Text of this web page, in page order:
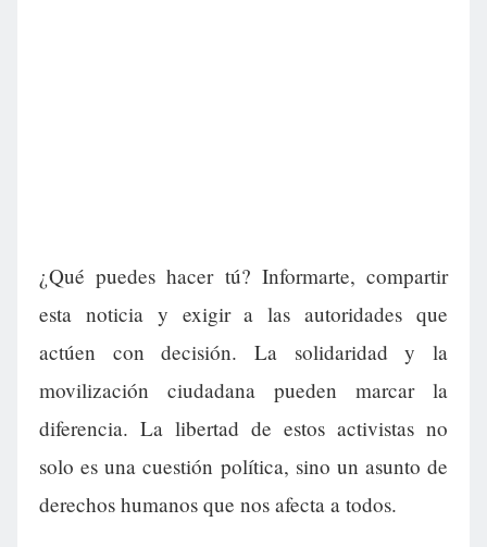
¿Qué puedes hacer tú? Informarte, compartir
esta noticia y exigir a las autoridades que
actúen con decisión. La solidaridad y la
movilización ciudadana pueden marcar la
diferencia. La libertad de estos activistas no
solo es una cuestión política, sino un asunto de
derechos humanos que nos afecta a todos.